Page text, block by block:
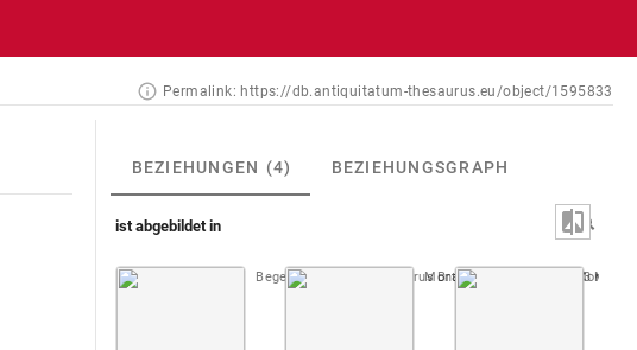
Permalink: https://db.antiquitatum-thesaurus.eu/object/1595833
BEZIEHUNGEN (4) BEZIEHUNGSGRAPH
ist abgebildet in
Beger 1696-1701 (Thesaurus Brandenburgicus) Bd. 3
Montfaucon, Papiers de